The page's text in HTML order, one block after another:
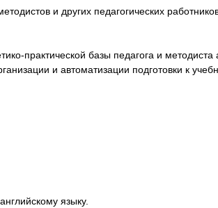
и других педагогических
практической базы педагога и
и автоматизации подготовки к
языку.